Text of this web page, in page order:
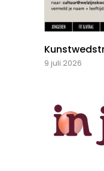
9 juli 2026